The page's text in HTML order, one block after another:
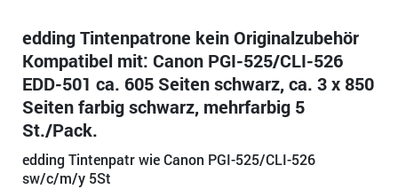
edding Tintenpatrone kein Originalzubehör
Kompatibel mit: Canon PGI-525/CLI-526
EDD-501 ca. 605 Seiten schwarz, ca. 3 x 850
Seiten farbig schwarz, mehrfarbig 5
St./Pack.
edding Tintenpatr wie Canon PGI-525/CLI-526
sw/c/m/y 5St